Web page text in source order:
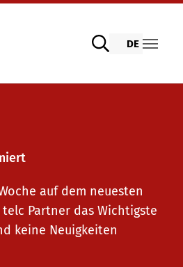
DIGItelc 2.0
DE
auf dem neuesten
Partner das Wichtigste
keine Neuigkeiten